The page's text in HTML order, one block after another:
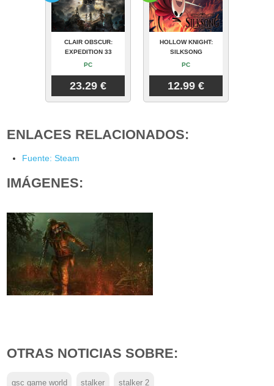
CLAIR OBSCUR:
EXPEDITION 33
PC
23.29 €
HOLLOW KNIGHT:
SILKSONG
PC
12.99 €
ENLACES RELACIONADOS:
Fuente: Steam
IMÁGENES:
OTRAS NOTICIAS SOBRE:
gsc game world stalker stalker 2